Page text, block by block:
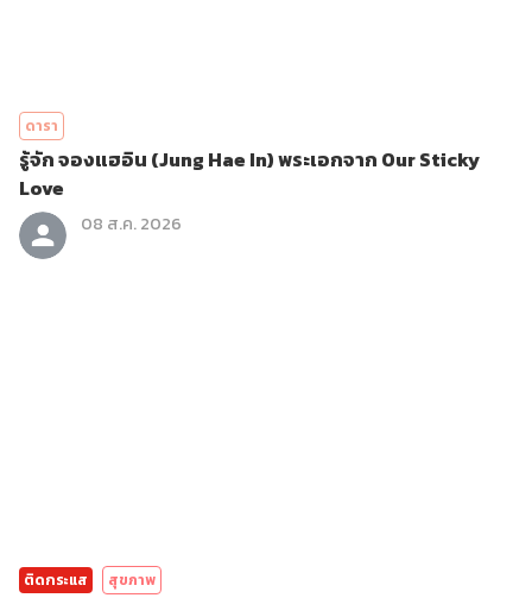
ดารา
รู้จัก จองแฮอิน (Jung Hae In) พระเอกจาก Our Sticky
Love
08 ส.ค. 2026
ติดกระแส สุขภาพ